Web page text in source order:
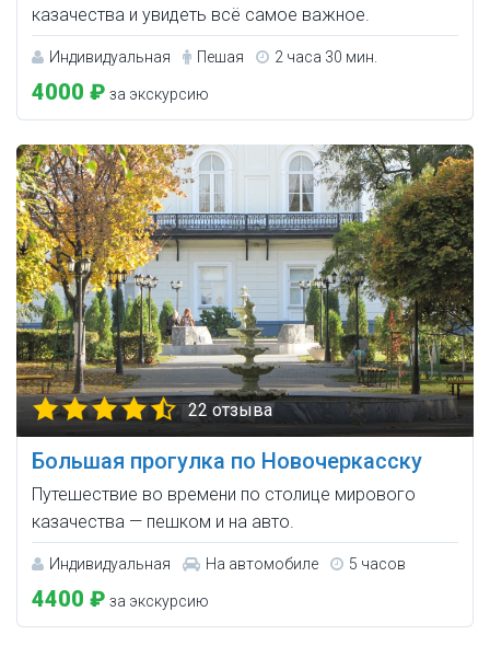
казачества и увидеть всё самое важное.
Индивидуальная Пешая 2 часа 30 мин.
4000 ₽ за экскурсию
22 отзыва
Большая прогулка по Новочеркасску
Путешествие во времени по столице мирового
казачества — пешком и на авто.
Индивидуальная На автомобиле 5 часов
4400 ₽ за экскурсию